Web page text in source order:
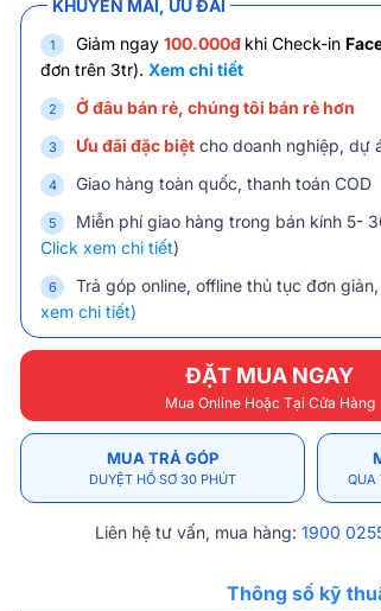
KHUYẾN MÃI, ƯU ĐÃI
Giảm ngay 100.000đ khi Check-in
đơn trên 3tr). Xem chi tiết
Ở đâu bán rẻ, chúng tôi bán rẻ hơn
Ưu đãi đặc biệt cho doanh nghiệp, dự
Giao hàng toàn quốc, thanh toán COD
Miễn phí giao hàng trong bán kính 5-
Click xem chi tiết)
Trả góp online, offline thủ tục đơn
xem chi tiết)
ĐẶT MUA NGAY
Mua Online Hoặc Tại Cửa Hàng
MUA TRẢ GÓP
DUYỆT HỒ SƠ 30 PHÚT QUA
Liên hệ tư vấn, mua hàng: 1900
Thông số kỹ